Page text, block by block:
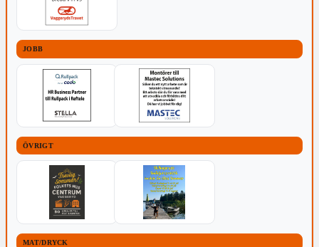
JOBB
ÖVRIGT
MAT/DRYCK